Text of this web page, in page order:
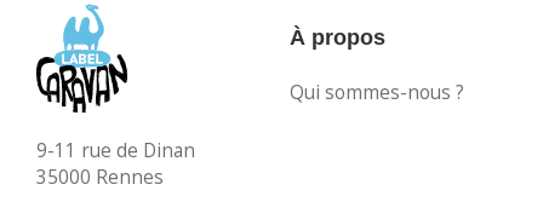
9-11 rue de Dinan
35000 Rennes
À propos
Qui sommes-nous ?